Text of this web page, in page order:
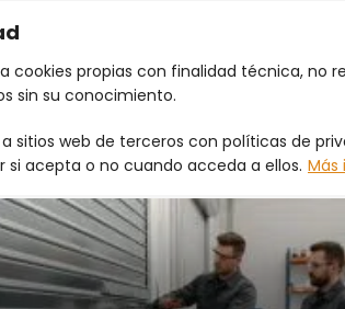
cookies propias con finalidad técnica, no
sin su conocimiento.
sitios web de terceros con políticas de
acepta o no cuando acceda a ellos. Más
Automáticas PAMEJ Puertas de garaje
de